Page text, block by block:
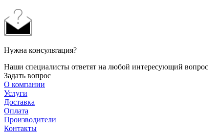
Нужна консультация?
Наши специалисты ответят на любой интересующий вопрос
Задать вопрос
О компании
Услуги
Доставка
Оплата
Производители
Контакты